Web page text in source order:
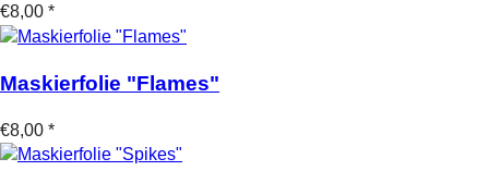
€8,00 *
Maskierfolie "Flames"
€8,00 *